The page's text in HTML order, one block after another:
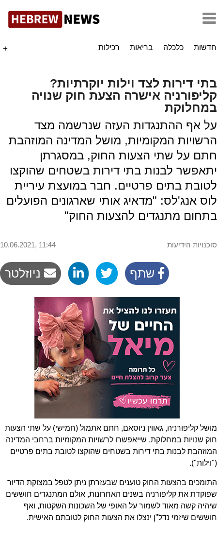
+ חדשות כלכלה בריאות רכילות
בתי דירות לצד וילות יוקרתיות?
קליפורניה אישרה הצעת חוק שנויה
במחלוקת
על אף ההתנגדות העזה שנרשמה מצד
הרשויות המקומיות, מושל המדינה המוזהבת
חתם על שתי הצעות החוק, במסגרתן
יתאפשר לבנות בתי דירות בשטחים שהוקצו
לטובת בתים פרטיים. חבר במועצת עיריית
לוס אנג'לס: "מדאיג אותי שארגונים הפועלים
בתחום מתנגדים להצעות החוק"
10.06.2021, 11:44 סוכנויות הידיעות
מושל קליפורניה, גאווין ניוסאם, חתם אתמול (חמישי) על שתי הצעות
חוק שנויות במחלוקת, שייאפשרו לרשויות המקומיות ברחבי המדינה
המוזהבת לבנות בתי דירות בשטחים שהוקצו לטובת בתים פרטיים
("וילות").
התומכים בהצעות החוק טוענים שבעזרתן ניתן לטפל במצוקת הדיור
שפוקדת את קליפורניה בשנים האחרונות, אולם המתנגדים חוששים
שיהיה קשה מאוד לשמור על האופי של השכונות השקטות, ואף
חוששים שיזמי נדל"ן ינצלו את הצעות החוק לטובתם האישית.